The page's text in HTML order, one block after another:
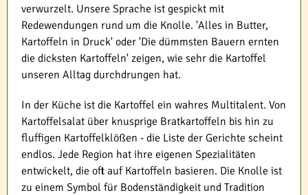
verwurzelt. Unsere Sprache ist gespickt mit
Redewendungen rund um die Knolle. 'Alles in Butter,
Kartoffeln in Druck' oder 'Die dümmsten Bauern ernten
die dicksten Kartoffeln' zeigen, wie sehr die Kartoffel
unseren Alltag durchdrungen hat.
In der Küche ist die Kartoffel ein wahres Multitalent. Von
Kartoffelsalat über knusprige Bratkartoffeln bis hin zu
fluffigen Kartoffelklößen - die Liste der Gerichte scheint
endlos. Jede Region hat ihre eigenen Spezialitäten
entwickelt, die oft auf Kartoffeln basieren. Die Knolle ist
zu einem Symbol für Bodenständigkeit und Tradition